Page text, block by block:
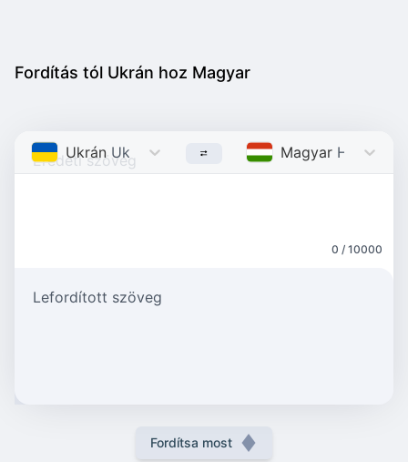
Fordítás tól Ukrán hoz Magyar
Ukrán Ukrainian Magyar Hungarian
0 / 10000
Lefordított szöveg
Fordítsa most